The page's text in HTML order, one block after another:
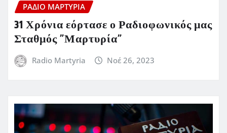
ΡΆΔΙΟ ΜΑΡΤΥΡΊΑ
31 Χρόνια εόρτασε ο Ραδιοφωνικός μας
Σταθμός ”Μαρτυρία”
Radio Martyria Νοέ 26, 2023